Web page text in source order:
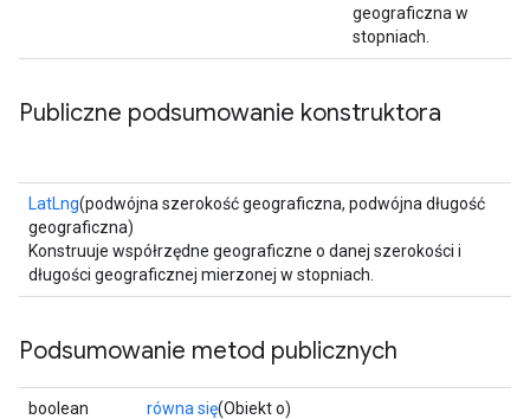
geograficzna w
stopniach.
Publiczne podsumowanie konstruktora
LatLng(podwójna szerokość geograficzna, podwójna długość
geograficzna)
Konstruuje współrzędne geograficzne o danej szerokości i
długości geograficznej mierzonej w stopniach.
Podsumowanie metod publicznych
boolean równa się(Obiekt o)